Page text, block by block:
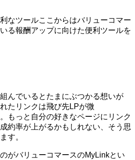
ここからはバリューコマー
る報酬アップに向けた便利ツールを
んでいるとたまにぶつかる想いが
たリンクは飛び先LPが微
もっと自分の好きなページにリンク
約率が上がるかもしれない、そう思
す。
がバリューコマースのMyLinkとい